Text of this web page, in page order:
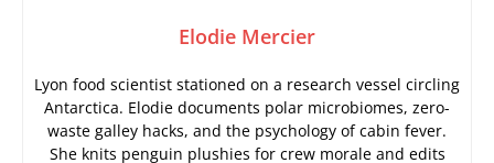
Elodie Mercier
Lyon food scientist stationed on a research vessel circling
Antarctica. Elodie documents polar microbiomes, zero-
waste galley hacks, and the psychology of cabin fever.
She knits penguin plushies for crew morale and edits